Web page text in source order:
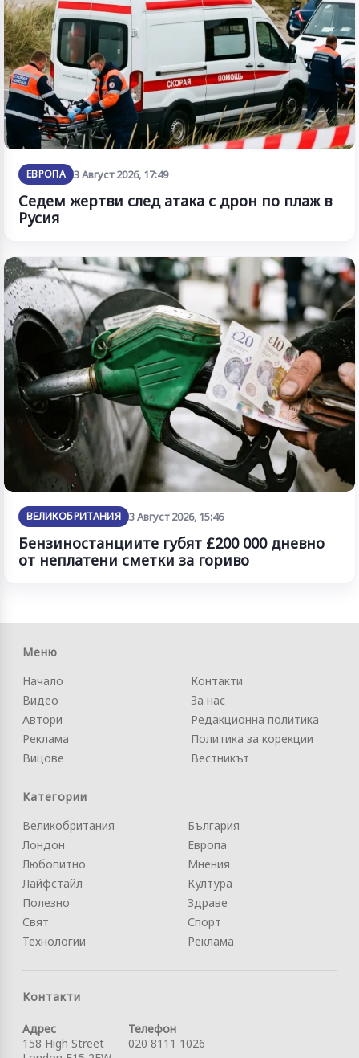
ЕВРОПА 3 Август 2026, 17:49
Седем жертви след атака с дрон по плаж в
Русия
ВЕЛИКОБРИТАНИЯ 3 Август 2026, 15:46
Бензиностанциите губят £200 000 дневно
от неплатени сметки за гориво
Меню
Начало
Видео
Автори
Реклама
Вицове
Контакти
За нас
Редакционна политика
Политика за корекции
Вестникът
Категории
Великобритания
Лондон
Любопитно
Лайфстайл
Полезно
Свят
Технологии
България
Европа
Мнения
Култура
Здраве
Спорт
Реклама
Контакти
Адрес
158 High Street
Телефон
020 8111 1026